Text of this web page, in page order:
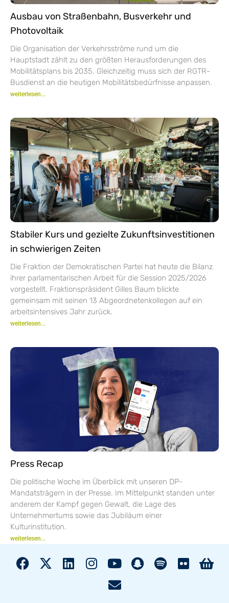
Ausbau von Straßenbahn, Busverkehr und
Photovoltaik
Die Organisation der Verkehrsströme rund um die
Hauptstadt zählt zu den größten Herausforderungen des
Mobilitätsplans bis 2035. Gleichzeitig muss sich der RGTR-
Busdienst an die heutigen Mobilitätsbedürfnisse anpassen.
weiterlesen...
Stabiler Kurs und gezielte Zukunftsinvestitionen
in schwierigen Zeiten
Die Fraktion der Demokratischen Partei hat heute die Bilanz
ihrer parlamentarischen Arbeit für die Session 2025/2026
vorgestellt. Fraktionspräsident Gilles Baum blickte
gemeinsam mit seinen 13 Abgeordnetenkollegen auf ein
arbeitsintensives Jahr zurück.
weiterlesen...
Press Recap
Die politische Woche im Überblick mit unseren DP-
Mandatsträgern in der Presse. Im Mittelpunkt standen unter
anderem der Kampf gegen Gewalt, die Lage des
Unternehmertums sowie das Jubiläum einer
Kulturinstitution.
weiterlesen...